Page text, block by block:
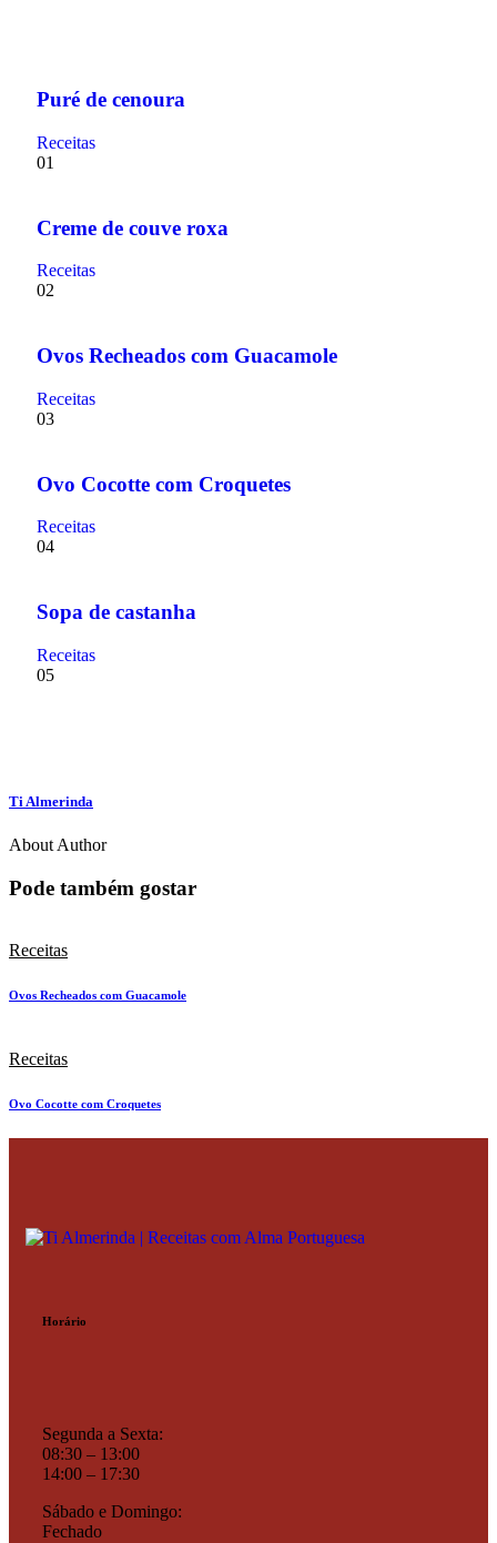
Puré de cenoura
Receitas
01
Creme de couve roxa
Receitas
02
Ovos Recheados com Guacamole
Receitas
03
Ovo Cocotte com Croquetes
Receitas
04
Sopa de castanha
Receitas
05
Ti Almerinda
About Author
Pode também gostar
Receitas
Ovos Recheados com Guacamole
Receitas
Ovo Cocotte com Croquetes
Horário
Segunda a Sexta:
08:30 – 13:00
14:00 – 17:30
Sábado e Domingo:
Fechado